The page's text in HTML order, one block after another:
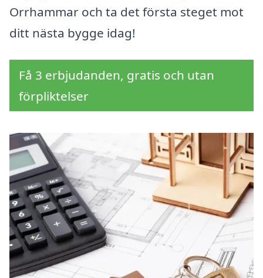
Orrhammar och ta det första steget mot
ditt nästa bygge idag!
Få 3 erbjudanden, gratis och utan
förpliktelser